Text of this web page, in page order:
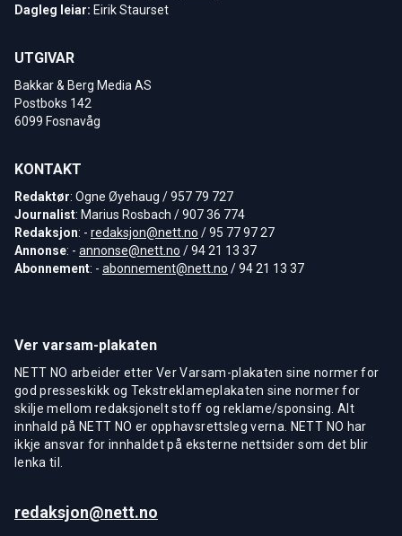
Dagleg leiar: Eirik Staurset
UTGIVAR
Bakkar & Berg Media AS
Postboks 142
6099 Fosnavåg
KONTAKT
Redaktør: Ogne Øyehaug / 957 79 727
Journalist: Marius Rosbach / 907 36 774
Redaksjon: - redaksjon@nett.no / 95 77 97 27
Annonse: - annonse@nett.no / 94 21 13 37
Abonnement: - abonnement@nett.no / 94 21 13 37
Ver varsam-plakaten
NETT NO arbeider etter Ver Varsam-plakaten sine normer for
god presseskikk og Tekstreklameplakaten sine normer for
skilje mellom redaksjonelt stoff og reklame/sponsing. Alt
innhald på NETT NO er opphavsrettsleg verna. NETT NO har
ikkje ansvar for innhaldet på eksterne nettsider som det blir
lenka til.
redaksjon@nett.no